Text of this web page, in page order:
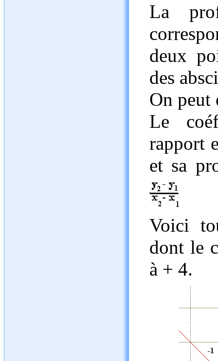
La
deux
des
On
Le
rapport
et sa
Voici
dont le
à + 4.